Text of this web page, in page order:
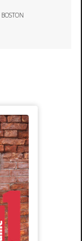
BOSTON